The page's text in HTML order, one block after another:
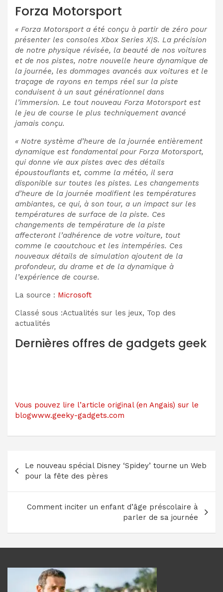
Forza Motorsport
« Forza Motorsport a été conçu à partir de zéro pour
présenter les consoles Xbox Series X|S. La précision
de notre physique révisée, la beauté de nos voitures
et de nos pistes, notre nouvelle heure dynamique de
la journée, les dommages avancés aux voitures et le
traçage de rayons en temps réel sur la piste
conduisent à un saut générationnel dans
l’immersion. Le tout nouveau Forza Motorsport est
le jeu de course le plus techniquement avancé
jamais conçu.
« Notre système d’heure de la journée entièrement
dynamique est fondamental pour Forza Motorsport,
qui donne vie aux pistes avec des détails
époustouflants et, comme la météo, il sera
disponible sur toutes les pistes. Les changements
d’heure de la journée modifient les températures
ambiantes, ce qui, à son tour, a un impact sur les
températures de surface de la piste. Ces
changements de température de la piste
affecteront l’adhérence de votre voiture, tout
comme le caoutchouc et les intempéries. Ces
nouveaux détails de simulation ajoutent de la
profondeur, du drame et de la dynamique à
l’expérience de course.
La source : Microsoft
Classé sous :Actualités sur les jeux, Top des
actualités
Dernières offres de gadgets geek
Vous pouvez lire l’article original (en Angais) sur le
blogwww.geeky-gadgets.com
de
l’article
Le nouveau spécial Disney ‘Spidey’ tourne un Web
pour la fête des pères
Comment inciter un enfant d’âge préscolaire à
parler de sa journée